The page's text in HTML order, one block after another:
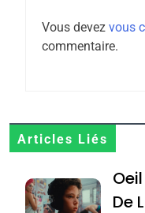
Vous devez vous
commentaire.
Articles Liés
De
6
7